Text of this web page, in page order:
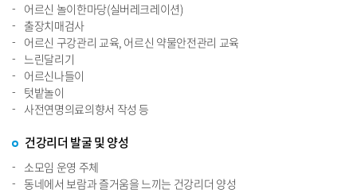
어르신 놀이한마당(실버레크레이션)
출장치매검사
어르신 구강관리 교육, 어르신 약물안전관리 교육
느린달리기
어르신나들이
텃밭놀이
사전연명의료의향서 작성 등
건강리더 발굴 및 양성
소모임 운영 주체
동네에서 보람과 즐거움을 느끼는 건강리더 양성